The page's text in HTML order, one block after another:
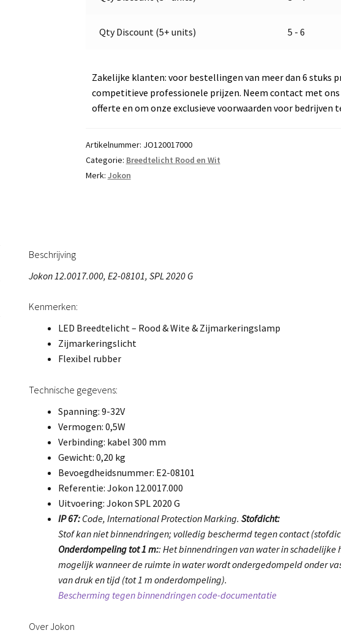
08101
Qty Discount (5+ units) 5 - 6
Zakelijke klanten: voor bestellingen van meer dan 6 stuks
competitieve professionele prijzen. Neem contact met
offerte en om onze exclusieve voorwaarden voor bedrijven
Artikelnummer: JO120017000
Categorie: Breedtelicht Rood en Wit
Merk: Jokon
Beschrijving
Jokon 12.0017.000, E2-08101, SPL 2020 G
Kenmerken:
LED Breedtelicht – Rood & Wite & Zijmarkeringslamp
Zijmarkeringslicht
Flexibel rubber
Technische gegevens:
Spanning: 9-32V
Vermogen: 0,5W
Verbinding: kabel 300 mm
Gewicht: 0,20 kg
Bevoegdheidsnummer: E2-08101
Referentie: Jokon 12.0017.000
Uitvoering: Jokon SPL 2020 G
IP 67: Code, International Protection Marking.Stofdicht:
Stof kan niet binnendringen; volledig beschermd tegen contact
Onderdompeling tot 1 m:: Het binnendringen van water in schadelijke
mogelijk wanneer de ruimte in water wordt ondergedompeld onder
van druk en tijd (tot 1 m onderdompeling).
Bescherming tegen binnendringen code-documentatie
Over Jokon